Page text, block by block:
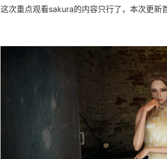
这次重点观看sakura的内容只行了，本次更新